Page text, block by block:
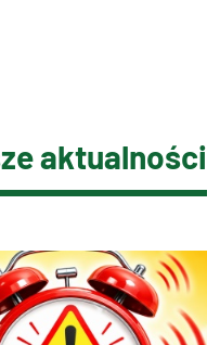
aktualności